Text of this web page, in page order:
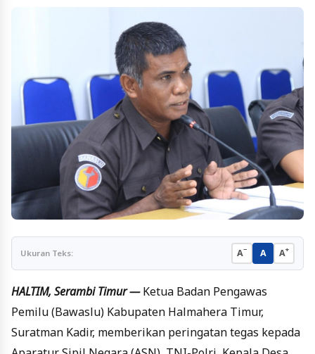
Ukuran Teks: A− A A+
HALTIM, Serambi Timur —Ketua Badan Pengawas
Pemilu (Bawaslu) Kabupaten Halmahera Timur,
Suratman Kadir, memberikan peringatan tegas kepada